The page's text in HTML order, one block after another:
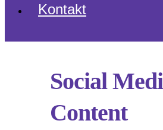
Kontakt
Social
Content